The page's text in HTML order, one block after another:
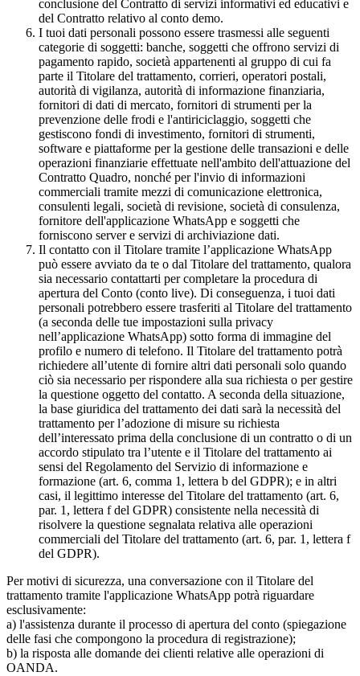
conclusione del Contratto di servizi informativi ed educativi e
del Contratto relativo al conto demo.
I tuoi dati personali possono essere trasmessi alle seguenti
categorie di soggetti: banche, soggetti che offrono servizi di
pagamento rapido, società appartenenti al gruppo di cui fa
parte il Titolare del trattamento, corrieri, operatori postali,
autorità di vigilanza, autorità di informazione finanziaria,
fornitori di dati di mercato, fornitori di strumenti per la
prevenzione delle frodi e l'antiriciclaggio, soggetti che
gestiscono fondi di investimento, fornitori di strumenti,
software e piattaforme per la gestione delle transazioni e delle
operazioni finanziarie effettuate nell'ambito dell'attuazione del
Contratto Quadro, nonché per l'invio di informazioni
commerciali tramite mezzi di comunicazione elettronica,
consulenti legali, società di revisione, società di consulenza,
fornitore dell'applicazione WhatsApp e soggetti che
forniscono server e servizi di archiviazione dati.
Il contatto con il Titolare tramite l’applicazione WhatsApp
può essere avviato da te o dal Titolare del trattamento, qualora
sia necessario contattarti per completare la procedura di
apertura del Conto (conto live). Di conseguenza, i tuoi dati
personali potrebbero essere trasferiti al Titolare del trattamento
(a seconda delle tue impostazioni sulla privacy
nell’applicazione WhatsApp) sotto forma di immagine del
profilo e numero di telefono. Il Titolare del trattamento potrà
richiedere all’utente di fornire altri dati personali solo quando
ciò sia necessario per rispondere alla sua richiesta o per gestire
la questione oggetto del contatto. A seconda della situazione,
la base giuridica del trattamento dei dati sarà la necessità del
trattamento per l’adozione di misure su richiesta
dell’interessato prima della conclusione di un contratto o di un
accordo stipulato tra l’utente e il Titolare del trattamento ai
sensi del Regolamento del Servizio di informazione e
formazione (art. 6, comma 1, lettera b del GDPR); e in altri
casi, il legittimo interesse del Titolare del trattamento (art. 6,
par. 1, lettera f del GDPR) consistente nella necessità di
risolvere la questione segnalata relativa alle operazioni
commerciali del Titolare del trattamento (art. 6, par. 1, lettera f
del GDPR).
Per motivi di sicurezza, una conversazione con il Titolare del
trattamento tramite l'applicazione WhatsApp potrà riguardare
esclusivamente:
a) l'assistenza durante il processo di apertura del conto (spiegazione
delle fasi che compongono la procedura di registrazione);
b) la risposta alle domande dei clienti relative alle operazioni di
OANDA.